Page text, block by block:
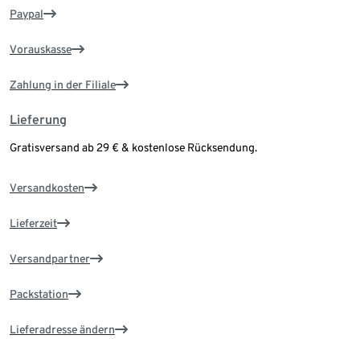
Paypal
Vorauskasse
Zahlung in der Filiale
Lieferung
Gratisversand ab 29 € & kostenlose Rücksendung.
Versandkosten
Lieferzeit
Versandpartner
Packstation
Lieferadresse ändern